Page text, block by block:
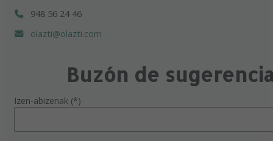
948 56 24 46
olazti@olazti.com
Buzón de
Izen-abizenak (*)